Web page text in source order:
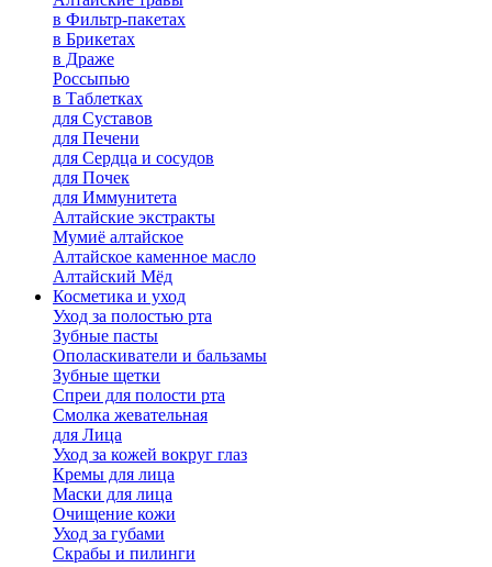
в Фильтр-пакетах
в Брикетах
в Драже
Россыпью
в Таблетках
для Cуставов
для Печени
для Сердца и сосудов
для Почек
для Иммунитета
Алтайские экстракты
Мумиё алтайское
Алтайское каменное масло
Алтайский Мёд
Косметика и уход
Уход за полостью рта
Зубные пасты
Ополаскиватели и бальзамы
Зубные щетки
Спреи для полости рта
Смолка жевательная
для Лица
Уход за кожей вокруг глаз
Кремы для лица
Маски для лица
Очищение кожи
Уход за губами
Скрабы и пилинги